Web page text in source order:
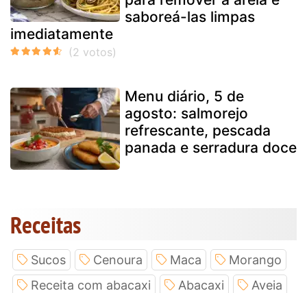
saboreá-las limpas
imediatamente
Menu diário, 5 de
agosto: salmorejo
refrescante, pescada
panada e serradura doce
Receitas
Sucos Cenoura Maca
Morango
Receita com abacaxi
Abacaxi
Aveia